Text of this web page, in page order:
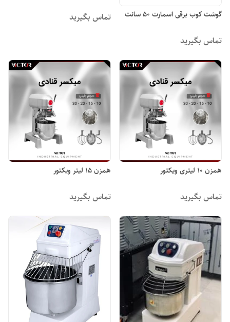
گوشت کوب برقی اسمارت ۵۰ سانت
تماس بگیرید
تماس بگیرید
همزن ۱۰ لیتری ویکتور
تماس بگیرید
همزن ۱۵ لیتر ویکتور
تماس بگیرید